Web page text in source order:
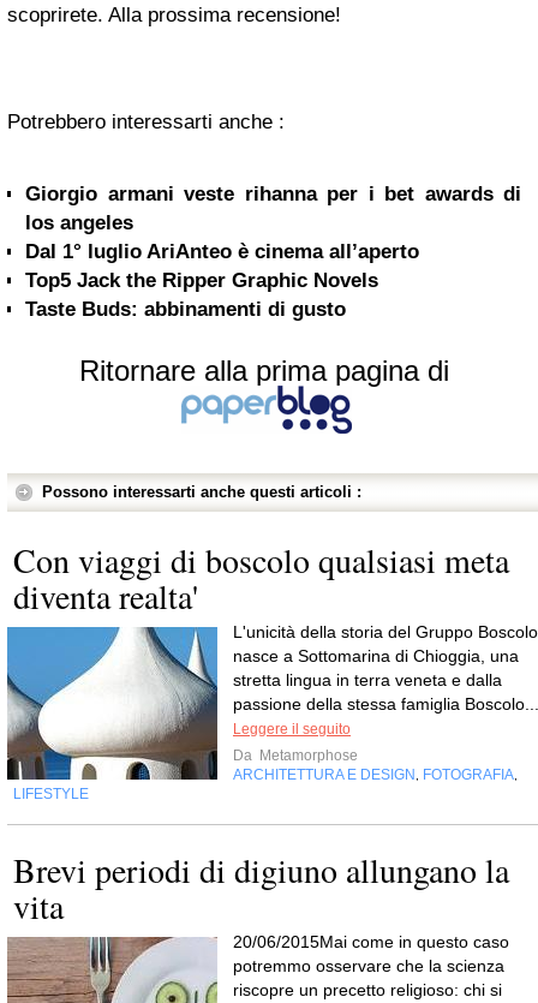
scoprirete. Alla prossima recensione!
Potrebbero interessarti anche :
Giorgio armani veste rihanna per i bet awards di
los angeles
Dal 1° luglio AriAnteo è cinema all’aperto
Top5 Jack the Ripper Graphic Novels
Taste Buds: abbinamenti di gusto
Ritornare alla prima pagina di
Possono interessarti anche questi articoli :
Con viaggi di boscolo qualsiasi meta
diventa realta'
L'unicità della storia del Gruppo Boscolo
nasce a Sottomarina di Chioggia, una
stretta lingua in terra veneta e dalla
passione della stessa famiglia Boscolo...
Leggere il seguito
Da Metamorphose
ARCHITETTURA E DESIGN
FOTOGRAFIA
LIFESTYLE
Brevi periodi di digiuno allungano la
vita
20/06/2015Mai come in questo caso
potremmo osservare che la scienza
riscopre un precetto religioso: chi si